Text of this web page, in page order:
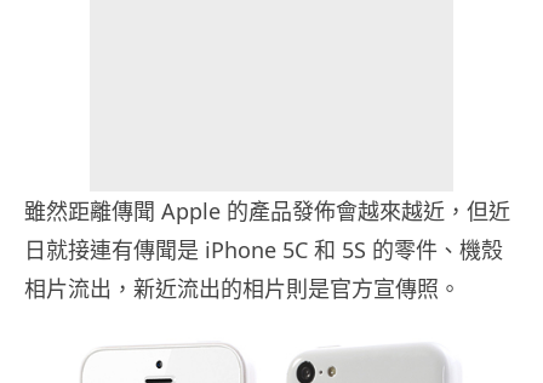
雖然距離傳聞 Apple 的產品發佈會越來越近，但近
日就接連有傳聞是 iPhone 5C 和 5S 的零件、機殼
相片流出，新近流出的相片則是官方宣傳照。